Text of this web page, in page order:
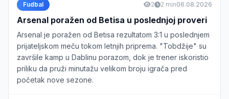
Fudbal 2 2 min06.08.2026
Arsenal poražen od Betisa u poslednjoj proveri
Arsenal je poražen od Betisa rezultatom 3:1 u poslednjem
prijateljskom meču tokom letnjih priprema. "Tobdžije" su
završile kamp u Dablinu porazom, dok je trener iskoristio
priliku da pruži minutažu velikom broju igrača pred
početak nove sezone.